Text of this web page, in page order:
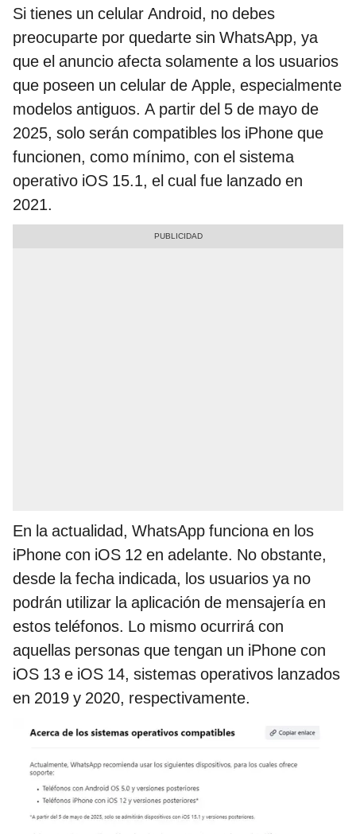
Si tienes un celular Android, no debes
preocuparte por quedarte sin WhatsApp, ya
que el anuncio afecta solamente a los usuarios
que poseen un celular de Apple, especialmente
modelos antiguos. A partir del 5 de mayo de
2025, solo serán compatibles los iPhone que
funcionen, como mínimo, con el sistema
operativo iOS 15.1, el cual fue lanzado en
2021.
En la actualidad, WhatsApp funciona en los
iPhone con iOS 12 en adelante. No obstante,
desde la fecha indicada, los usuarios ya no
podrán utilizar la aplicación de mensajería en
estos teléfonos. Lo mismo ocurrirá con
aquellas personas que tengan un iPhone con
iOS 13 e iOS 14, sistemas operativos lanzados
en 2019 y 2020, respectivamente.